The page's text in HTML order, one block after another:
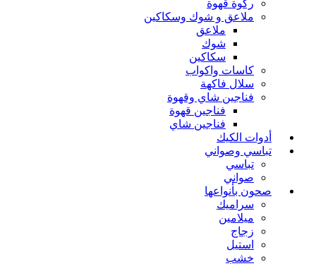
ركوة قهوة
ملاعق و شوك وسكاكين
ملاعق
شوك
سكاكين
كاسات واكواب
سلال فاكهة
فناجين شاي وقهوة
فناجين قهوة
فناجين شاي
أدوات الكيك
تباسي وصواني
تباسي
صواني
صحون بأنواعها
سراميك
ميلامين
زجاج
استيل
خشب